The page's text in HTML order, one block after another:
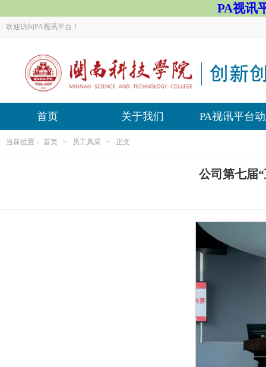
PA视讯
欢迎访问PA视讯平台！
首页 关于我们 PA视讯平台
当前位置： 首页 > 员工风采 > 正文
公司第七届